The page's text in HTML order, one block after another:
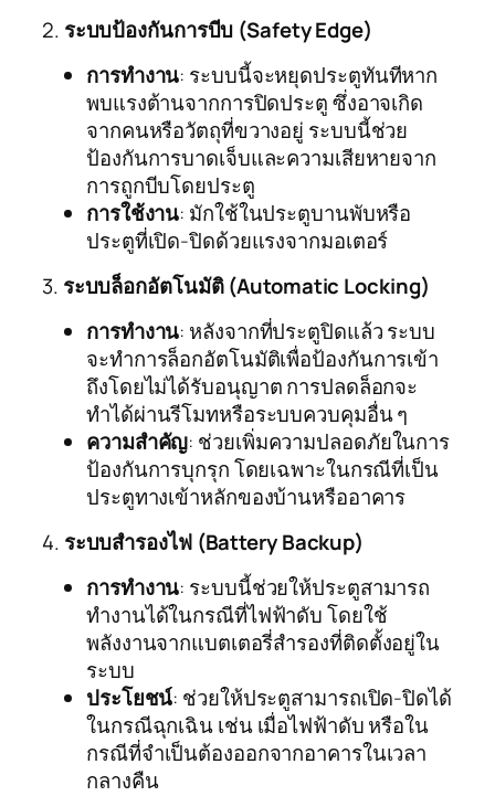
2. ระบบป้องกันการบีบ (Safety Edge)
การทำงาน: ระบบนี้จะหยุดประตูทันทีหาก
พบแรงต้านจากการปิดประตู ซึ่งอาจเกิด
จากคนหรือวัตถุที่ขวางอยู่ ระบบนี้ช่วย
ป้องกันการบาดเจ็บและความเสียหายจาก
การถูกบีบโดยประตู
การใช้งาน: มักใช้ในประตูบานพับหรือ
ประตูที่เปิด-ปิดด้วยแรงจากมอเตอร์
3. ระบบล็อกอัตโนมัติ (Automatic Locking)
การทำงาน: หลังจากที่ประตูปิดแล้ว ระบบ
จะทำการล็อกอัตโนมัติเพื่อป้องกันการเข้า
ถึงโดยไม่ได้รับอนุญาต การปลดล็อกจะ
ทำได้ผ่านรีโมทหรือระบบควบคุมอื่น ๆ
ความสำคัญ: ช่วยเพิ่มความปลอดภัยในการ
ป้องกันการบุกรุก โดยเฉพาะในกรณีที่เป็น
ประตูทางเข้าหลักของบ้านหรืออาคาร
4. ระบบสำรองไฟ (Battery Backup)
การทำงาน: ระบบนี้ช่วยให้ประตูสามารถ
ทำงานได้ในกรณีที่ไฟฟ้าดับ โดยใช้
พลังงานจากแบตเตอรี่สำรองที่ติดตั้งอยู่ใน
ระบบ
ประโยชน์: ช่วยให้ประตูสามารถเปิด-ปิดได้
ในกรณีฉุกเฉิน เช่น เมื่อไฟฟ้าดับ หรือใน
กรณีที่จำเป็นต้องออกจากอาคารในเวลา
กลางคืน